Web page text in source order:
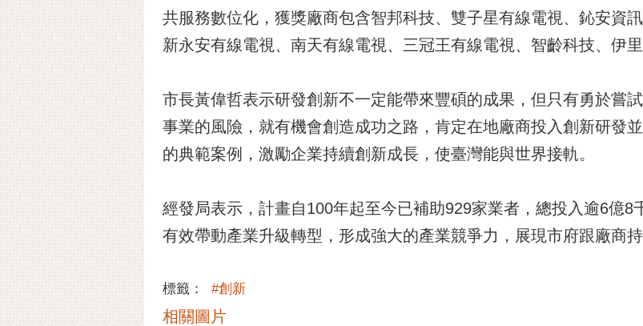
共服務數位化，獲獎廠商包含智邦科技、雙子星有線電視、鈊安資
新永安有線電視、南天有線電視、三冠王有線電視、智齡科技、伊里
市長黃偉哲表示研發創新不一定能帶來豐碩的成果，但只有勇於嘗
事業的風險，就有機會創造成功之路，肯定在地廠商投入創新研發
的典範案例，激勵企業持續創新成長，使臺灣能與世界接軌。
經發局表示，計畫自100年起至今已補助929家業者，總投入逾6億8
有效帶動產業升級轉型，形成強大的產業競爭力，展現市府跟廠商持
標籤： #創新
相關圖片